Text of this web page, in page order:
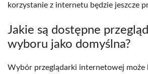
korzystanie z internetu będzie jeszcze
Jakie są dostępne
wyboru jako domyślna?
Wybór przeglądarki internetowej może